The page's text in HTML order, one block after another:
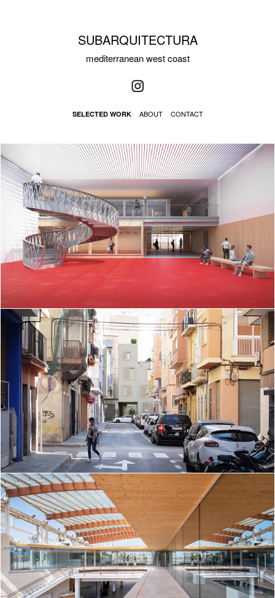
SUBARQUITECTURA
mediterranean west coast
SELECTED WORK ABOUT CONTACT